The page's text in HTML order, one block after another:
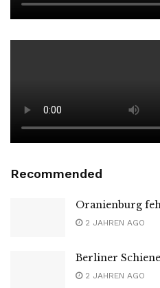
Recommended
Oranienburg
2 JAHREN AGO
Berliner
2 JAHREN AGO